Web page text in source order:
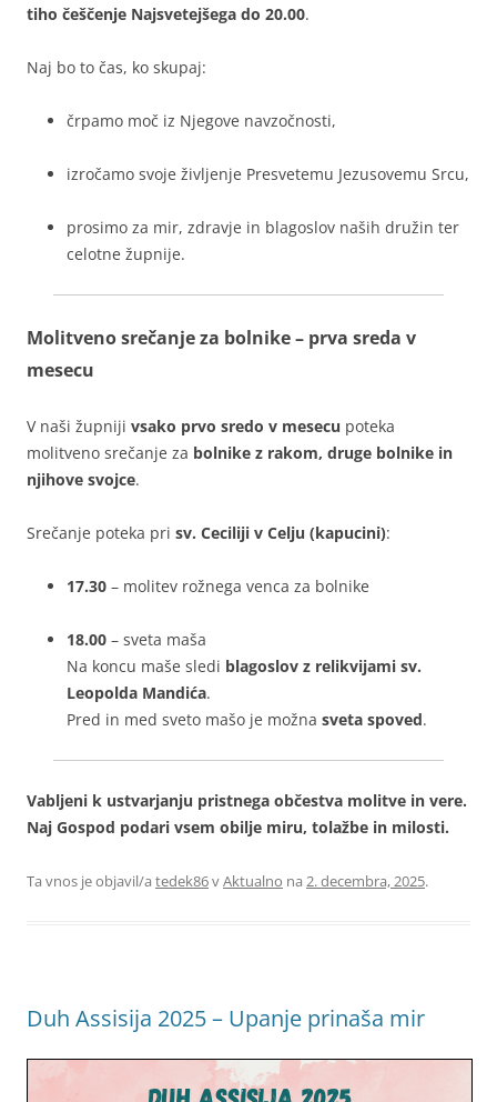
tiho češčenje Najsvetejšega do 20.00.
Naj bo to čas, ko skupaj:
črpamo moč iz Njegove navzočnosti,
izročamo svoje življenje Presvetemu Jezusovemu Srcu,
prosimo za mir, zdravje in blagoslov naših družin ter
celotne župnije.
Molitveno srečanje za bolnike – prva sreda v
mesecu
V naši župniji vsako prvo sredo v mesecu poteka
molitveno srečanje za bolnike z rakom, druge bolnike in
njihove svojce.
Srečanje poteka pri sv. Ceciliji v Celju (kapucini):
17.30 – molitev rožnega venca za bolnike
18.00 – sveta maša
Na koncu maše sledi blagoslov z relikvijami sv.
Leopolda Mandića.
Pred in med sveto mašo je možna sveta spoved.
Vabljeni k ustvarjanju pristnega občestva molitve in vere.
Naj Gospod podari vsem obilje miru, tolažbe in milosti.
Ta vnos je objavil/a tedek86vAktualno na 2. decembra, 2025.
Duh Assisija 2025 – Upanje prinaša mir